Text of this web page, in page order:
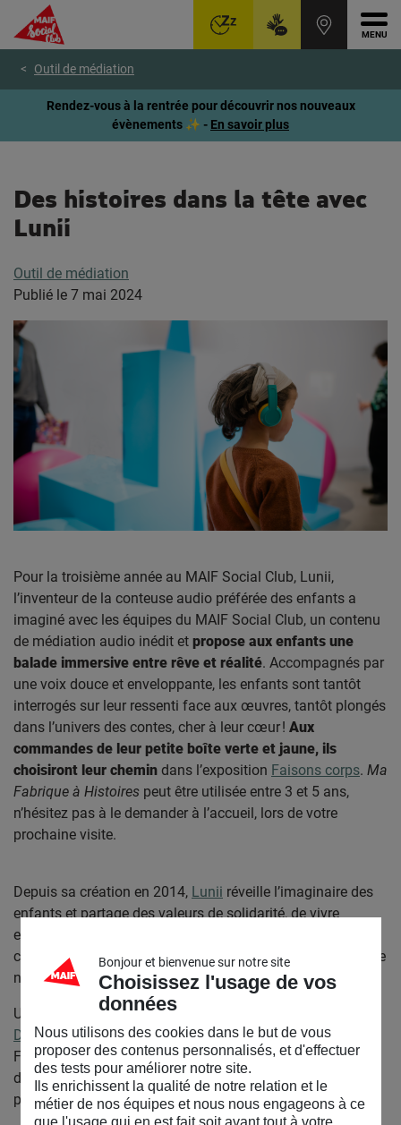
contenu
page
Outil de médiation
Rendez-vous à la rentrée pour découvrir nos nouveaux
évènements ✨ - En savoir plus
Des histoires dans la tête avec
Lunii
Outil de médiation
Publié le 7 mai 2024
Pour la troisième année au MAIF Social Club, Lunii,
l’inventeur de la conteuse audio préférée des enfants a
imaginé avec les équipes du MAIF Social Club, un contenu
de médiation audio inédit et propose aux enfants une
balade immersive entre rêve et réalité. Accompagnés par
une voix douce et enveloppante, les enfants sont tantôt
interrogés sur leur ressenti face aux œuvres, tantôt plongés
dans l’univers des contes, cher à leur cœur ! Aux
commandes de leur petite boîte verte et jaune, ils
choisiront leur chemin dans l’exposition Faisons corps. Ma
Fabrique à Histoires peut être utilisée entre 3 et 5 ans,
n’hésitez pas à le demander à l’accueil, lors de votre
prochaine visite.
Depuis sa création en 2014, Lunii réveille l’imaginaire des
enfants et partage des valeurs de solidarité, de vivre
ensemble et de développement durable, à travers un
catalogue d’histoires variées et originales. Venez vivre cette
nouvelle expérience seul comme un grand ou en famille !
Une collaboration entre Les Éditions Lunii,
Desnouveauxet le MAIF Social Club. Autrice et conteuse,
Florence raconte aussi des histoires fantastiques lors
de
visites contées (en famille, entre adultes ou entre tout-
petits). Toutes les infos sur la pageprogramme.
Bonjour et bienvenue sur notre site
Choisissez l'usage de vos
données
Nous utilisons des cookies dans le but de vous
proposer des contenus personnalisés, et d'effectuer
des tests pour améliorer notre site.
Ils enrichissent la qualité de notre relation et le
métier de nos équipes et nous nous engageons à ce
que l'usage qui en est fait soit avant tout à votre